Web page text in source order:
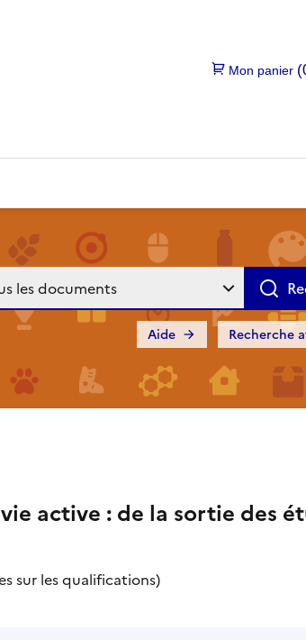
Recherche
Aide
active : de la sortie des
sur les qualifications)